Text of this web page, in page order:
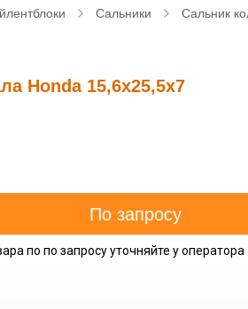
Сальники Сальник
Honda 15,6x25,5x7
по по запросу уточняйте у оператора